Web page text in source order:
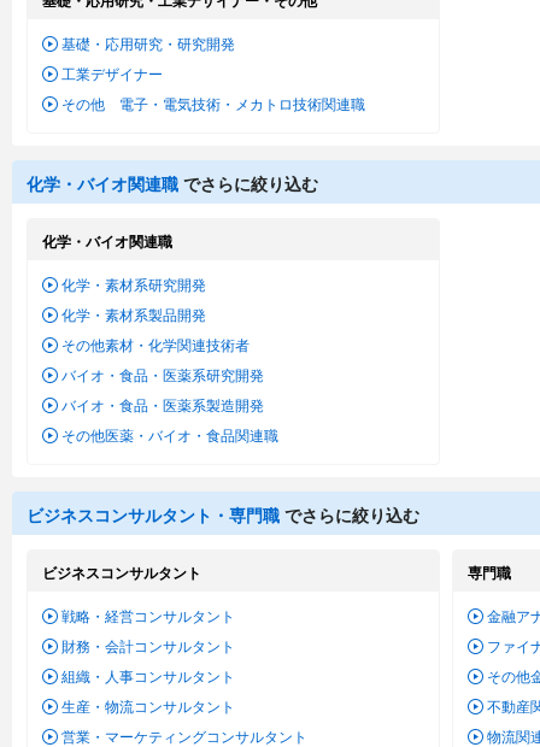
基礎・応用研究・研究開発
工業デザイナー
その他 電子・電気技術・メカトロ技術関連職
化学・バイオ関連職 でさらに絞り込む
化学・バイオ関連職
化学・素材系研究開発
化学・素材系製品開発
その他素材・化学関連技術者
バイオ・食品・医薬系研究開発
バイオ・食品・医薬系製造開発
その他医薬・バイオ・食品関連職
ビジネスコンサルタント・専門職 でさらに絞り込む
ビジネスコンサルタント
戦略・経営コンサルタント
財務・会計コンサルタント
組織・人事コンサルタント
生産・物流コンサルタント
営業・マーケティングコンサルタント
専門職
金融ア
ファイ
その他
不動産
物流関